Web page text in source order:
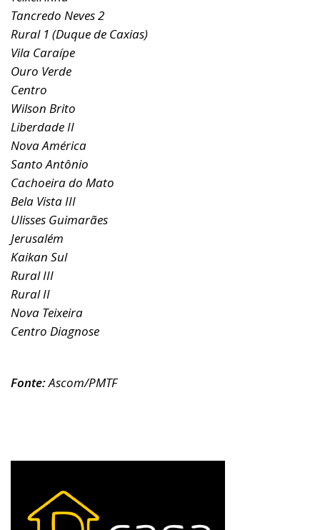
Tancredo Neves 2
Rural 1 (Duque de Caxias)
Vila Caraípe
Ouro Verde
Centro
Wilson Brito
Liberdade II
Nova América
Santo Antônio
Cachoeira do Mato
Bela Vista III
Ulisses Guimarães
Jerusalém
Kaikan Sul
Rural III
Rural II
Nova Teixeira
Centro Diagnose
Fonte:Ascom/PMTF